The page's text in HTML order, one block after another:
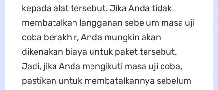
kepada alat tersebut. Jika Anda tidak
membatalkan langganan sebelum masa uji
coba berakhir, Anda mungkin akan
dikenakan biaya untuk paket tersebut.
Jadi, jika Anda mengikuti masa uji coba,
pastikan untuk membatalkannya sebelum